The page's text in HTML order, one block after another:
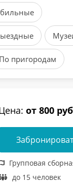
По пригородам
от 800
Групповая
до 15 человек